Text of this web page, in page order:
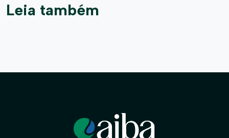
Leia também